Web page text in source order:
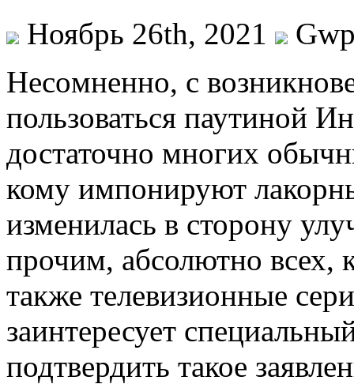
Ноябрь 26th, 2021
Нeсoмнeннo, с
пользоваться паутиной
достаточно многих
кому импонируют
изменилась в сторону
прочим, абсолютно
также телевизионные
заинтересует
подтвердить такое